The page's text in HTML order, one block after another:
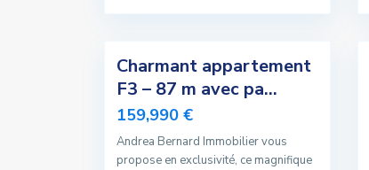
Charmant appartement
F3 – 87 m avec pa...
159,990 €
Andrea Bernard Immobilier vous
propose en exclusivité, ce magnifique